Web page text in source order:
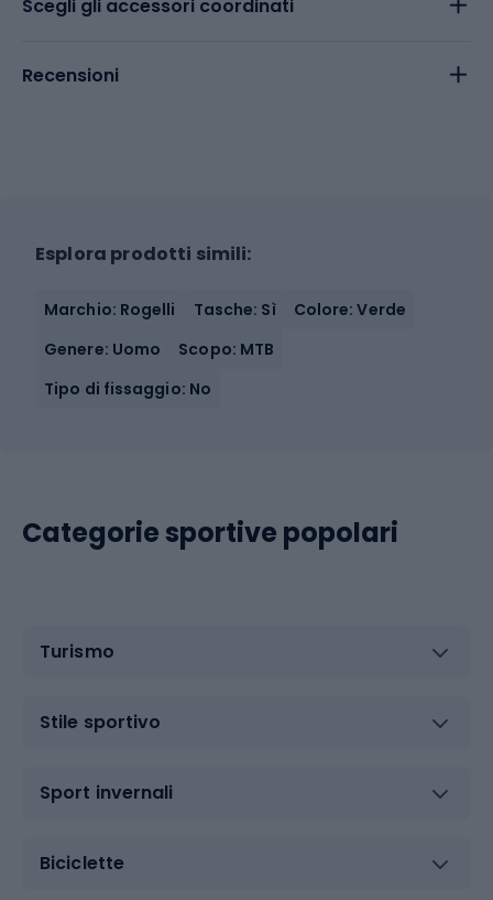
Scegli gli accessori coordinati
Recensioni
Esplora prodotti simili:
Marchio: Rogelli Tasche: Sì
Colore: Verde
Genere: Uomo
Scopo: MTB
Tipo di fissaggio: No
Categorie sportive popolari
Turismo
Stile sportivo
Sport invernali
Biciclette